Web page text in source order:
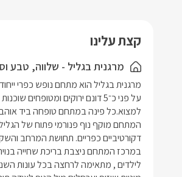
קצת עלינו
מרגנית בגליל - שלווה, טבע